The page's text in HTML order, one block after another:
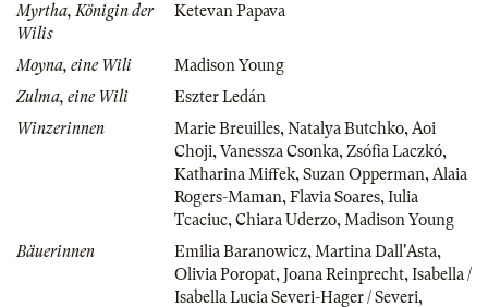
Myrtha, Königin der
Wilis
Ketevan Papava
Moyna, eine Wili
Madison Young
Zulma, eine Wili
Eszter Ledán
Winzerinnen
Marie Breuilles, Natalya Butchko, Aoi
Choji, Vanessza Csonka, Zsófia Laczkó,
Katharina Miffek, Suzan Opperman, Alaia
Rogers-Maman, Flavia Soares, Iulia
Tcaciuc, Chiara Uderzo, Madison Young
Bäuerinnen
Emilia Baranowicz, Martina Dall'Asta,
Olivia Poropat, Joana Reinprecht, Isabella /
Isabella Lucia Severi-Hager / Severi,